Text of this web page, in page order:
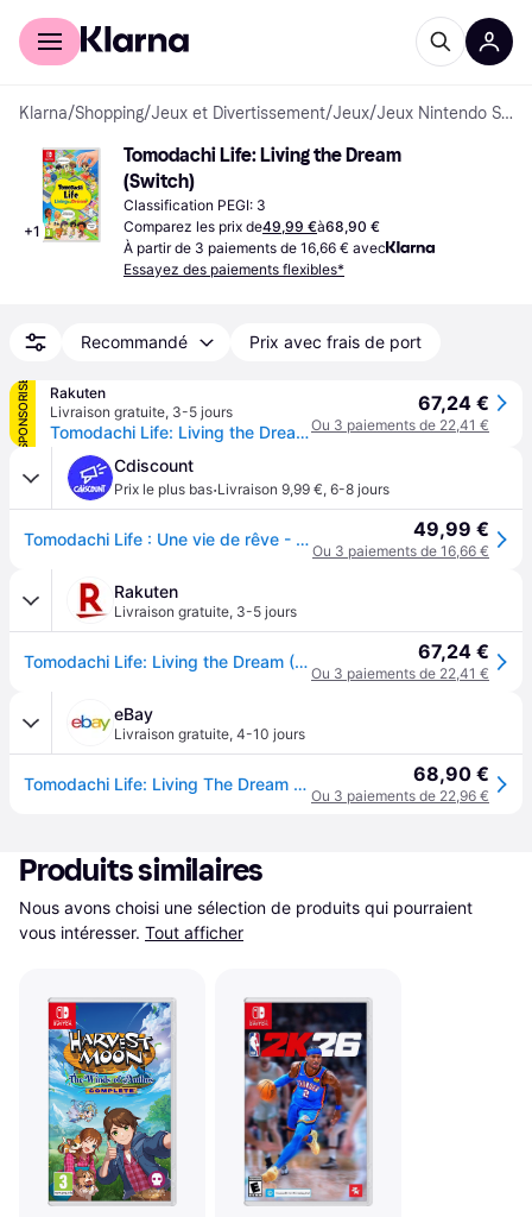
Acheter avec Klarna
Klarna/Shopping/Jeux et Divertissement/Jeux/ Jeux Nintendo Switch
+1
Tomodachi Life: Living the Dream
(Switch)
Classification PEGI: 3
Comparez les prix de49,99 €à68,90 €
À partir de 3 paiements de 16,66 € avec
Essayez des paiements flexibles*
Recommandé Prix avec frais de port
SPONSORISÉ
Rakuten
Livraison gratuite, 3-5 jours
Tomodachi Life: Living the Dream ( Switch) Standard Multilingue Switch
67,24 €
Ou 3 paiements de 22,41 €
Cdiscount
Prix le plus bas·Livraison 9,99 €, 6-8 jours
Tomodachi Life : Une vie de rêve - JEU NINTENDO SWITCH 49,99 €
Ou 3 paiements de 16,66 €
Rakuten
Livraison gratuite, 3-5 jours
Tomodachi Life: Living the Dream ( Switch) Standard Multilingue Switch 67,24 €
Ou 3 paiements de 22,41 €
eBay
Livraison gratuite, 4-10 jours
Tomodachi Life: Living The Dream Standard (nintendo Switch) 68,90 €
Ou 3 paiements de 22,96 €
Produits similaires
Nous avons choisi une sélection de produits qui pourraient
vous intéresser. Tout afficher